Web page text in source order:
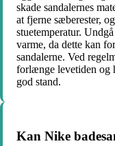
skade sandalernes
at fjerne sæberester,
stuetemperatur.
varme, da dette kan
sandalerne. Ved
forlænge levetiden og
god stand.
Kan Nike